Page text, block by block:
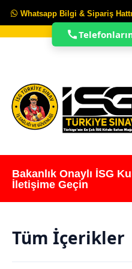
Whatsapp Bilgi & Sipariş Hattı
Bakanlık Onaylı İSG
İletişime Geçin
Tüm İçerikler